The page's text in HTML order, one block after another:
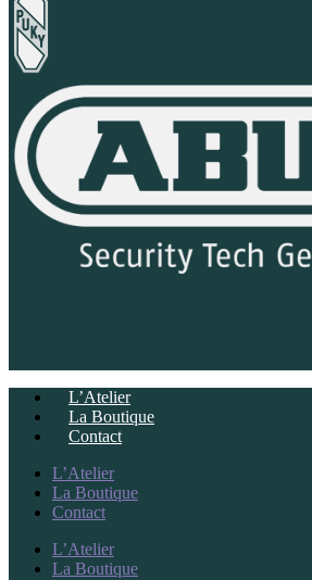
L’Atelier
La Boutique
Contact
L’Atelier
La Boutique
Contact
L’Atelier
La Boutique